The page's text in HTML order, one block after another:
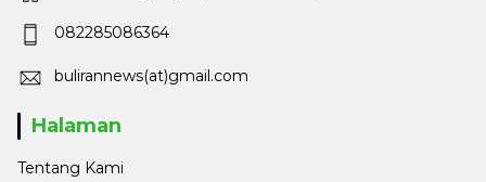
082285086364
bulirannews(at)gmail.com
Halaman
Tentang Kami